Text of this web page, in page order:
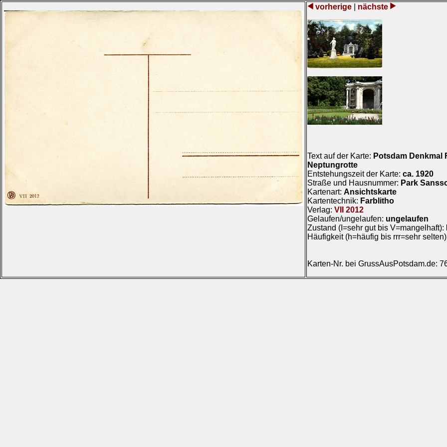
vorherige nächste
Text auf der Karte: Potsdam Denkmal
Neptungrotte
Entstehungszeit der Karte: ca. 1920
Straße und Hausnummer: Park
Kartenart: Ansichtskarte
Kartentechnik: Farblitho
Verlag: VII 2012
Gelaufen/ungelaufen: ungelaufen
Zustand (I=sehr gut bis V=mangelhaft):
Häufigkeit (h=häufig bis rrr=sehr
Karten-Nr. bei GrussAusPotsdam.de: